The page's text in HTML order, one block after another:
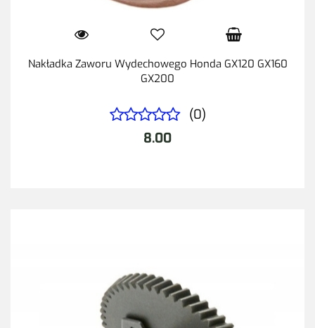
Nakładka Zaworu Wydechowego Honda GX120 GX160
GX200
(0)
8.00